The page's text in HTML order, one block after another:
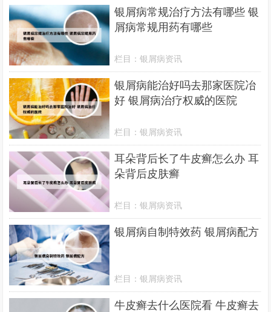
银屑病常规治疗方法有哪些 银
屑病常规用药有哪些
栏目：银屑病资讯
银屑病能治好吗去那家医院冶
好 银屑病治疗权威的医院
栏目：银屑病资讯
耳朵背后长了牛皮癣怎么办 耳
朵背后皮肤癣
栏目：银屑病资讯
银屑病自制特效药 银屑病配方
栏目：银屑病资讯
牛皮癣去什么医院看 牛皮癣去